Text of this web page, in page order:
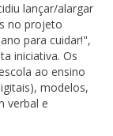
lançar/alargar
no projeto
para cuidar!",
iniciativa. Os
ao ensino
modelos,
verbal e